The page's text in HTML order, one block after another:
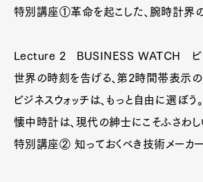
特別講座①革命を起こした、腕時計界の
Lecture 2 BUSINESS WATCH ビジ
世界の時刻を告げる、第2時間帯表示の
ビジネスウォッチは、もっと自由に選ぼう。
懐中時計は、現代の紳士にこそふさわし
特別講座② 知っておくべき技術メーカー